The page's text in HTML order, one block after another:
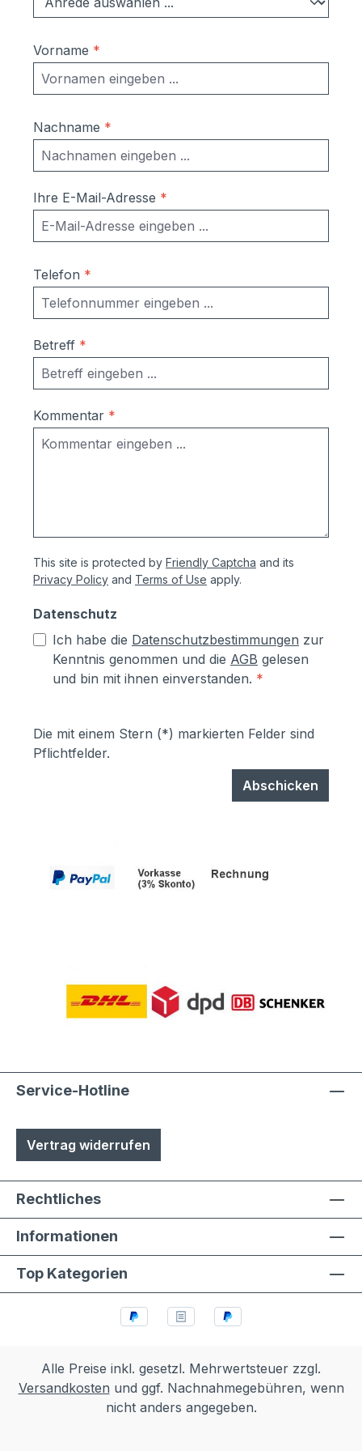
ist kein Reklamationsgrund. Material:
RAL 7016 Anthrazitgrau glatt/matt inkl.
Dübel, Schrauben Maße ohne
Verkleidung:Briefkasten einzeln: 370 x 330
mm (BH); EN13724 konform; geeignet für
DIN A4 Umschläge Maße mit
Verkleidung:Briefkasten einzeln: 370 x 330
x 100 mm (BHT)Einwurfschlitz: 325 x 32
mm (BH); EN13724 konform; geeignet für
DIN A4 Umschläge Sie brauchen mehr
Ihnen ein Angebot. Rufen Sie uns an oder
schicken Sie uns eine E-Mail. Wir melden
uns umgehend bei Ihnen.
Vorname *
Nachname *
Ihre E-Mail-Adresse *
Telefon *
Betreff *
Kommentar *
This site is protected by Friendly Captcha and its
Privacy Policy and Terms of Use apply.
Datenschutz
Ich habe die Datenschutzbestimmungen zur
Kenntnis genommen und die AGB gelesen
und bin mit ihnen einverstanden. *
Die mit einem Stern (*) markierten Felder sind
Pflichtfelder.
Abschicken
Service-Hotline
Vertrag widerrufen
Rechtliches
Informationen
Top Kategorien
Alle Preise inkl. gesetzl. Mehrwertsteuer zzgl.
Versandkosten und ggf. Nachnahmegebühren, wenn
nicht anders angegeben.